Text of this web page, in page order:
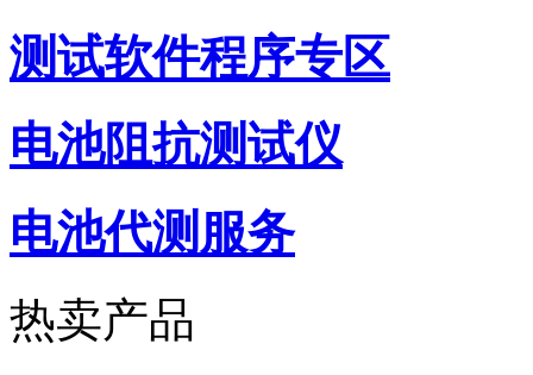
测试软件程序专区
电池阻抗测试仪
电池代测服务
热卖产品